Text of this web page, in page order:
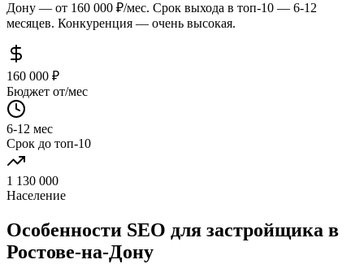
Дону — от 160 000 ₽/мес. Срок выхода в топ-10 — 6-12
месяцев. Конкуренция — очень высокая.
160 000 ₽
Бюджет от/мес
6-12 мес
Срок до топ-10
1 130 000
Население
Особенности SEO для застройщика в
Ростове-на-Дону